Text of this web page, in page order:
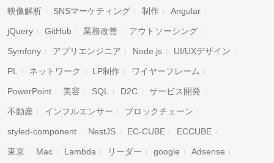
映像解析 SNSマーケティング 制作 Angular
jQuery GitHub 業務改善 アウトソーシング
Symfony アプリエンジニア Node.js UI/UXデザイン
PL ネットワーク LP制作 ワイヤーフレーム
PowerPoint 美容 SQL D2C サービス開発
不動産 インフルエンサー ブロックチェーン
styled-component NestJS EC-CUBE ECCUBE
東京 Mac Lambda リーダー google Adsense